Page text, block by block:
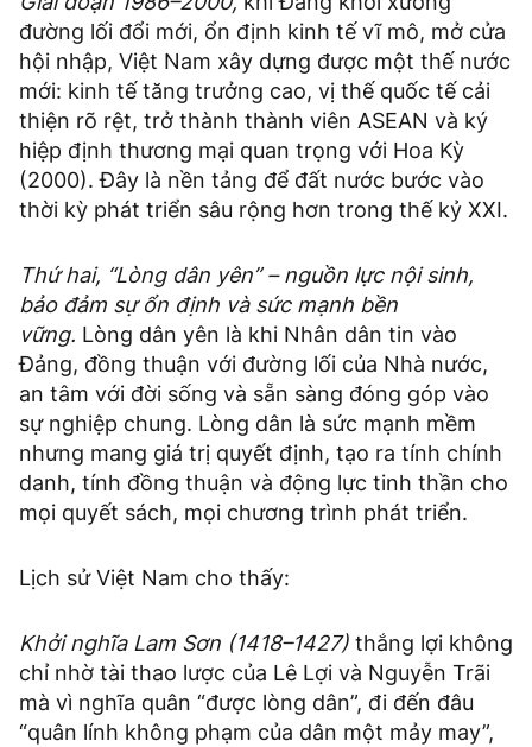
đường lối đổi mới, ổn định kinh tế vĩ mô, mở cửa
hội nhập, Việt Nam xây dựng được một thế nước
mới: kinh tế tăng trưởng cao, vị thế quốc tế cải
thiện rõ rệt, trở thành thành viên ASEAN và ký
hiệp định thương mại quan trọng với Hoa Kỳ
(2000). Đây là nền tảng để đất nước bước vào
thời kỳ phát triển sâu rộng hơn trong thế kỷ XXI.
Thứ hai, “Lòng dân yên” – nguồn lực nội sinh,
bảo đảm sự ổn định và sức mạnh bền
vững. Lòng dân yên là khi Nhân dân tin vào
Đảng, đồng thuận với đường lối của Nhà nước,
an tâm với đời sống và sẵn sàng đóng góp vào
sự nghiệp chung. Lòng dân là sức mạnh mềm
nhưng mang giá trị quyết định, tạo ra tính chính
danh, tính đồng thuận và động lực tinh thần cho
mọi quyết sách, mọi chương trình phát triển.
Lịch sử Việt Nam cho thấy:
Khởi nghĩa Lam Sơn (1418–1427) thắng lợi không
chỉ nhờ tài thao lược của Lê Lợi và Nguyễn Trãi
mà vì nghĩa quân “được lòng dân”, đi đến đâu
“quân lính không phạm của dân một mảy may”,